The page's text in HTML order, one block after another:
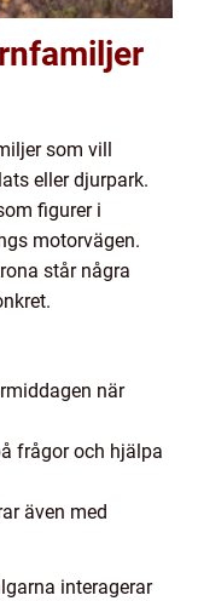
som vill
eller djurpark.
figurer i
motorvägen.
står några
när
frågor och hjälpa
även med
interagerar